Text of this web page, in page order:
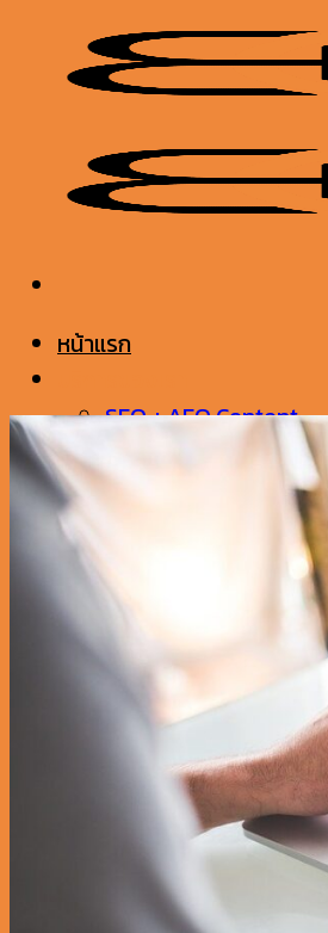
หน้าแรก
SEO + AEO Content
Content Package
Rewrite SEO Content
รับทำ SEO / AEO / GEO
รับออกแบบภาพกราฟิก
รับตัดต่อวิดีโอ
ผลงานของเรา
เกี่ยวกับเรา